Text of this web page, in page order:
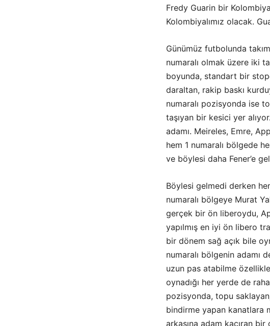
Fredy Guarin bir
Kolombiyalımız olacak.
Günümüz futbolunda
numaralı olmak üzere iki
boyunda, standart bir
daraltan, rakip baskı
numaralı pozisyonda ise
taşıyan bir kesici yer
adamı. Meireles, Emre,
hem 1 numaralı bölgede
ve böylesi daha Fener’e
Böylesi gelmedi derken
numaralı bölgeye Murat
gerçek bir ön liberoydu,
yapılmış en iyi ön libero
bir dönem sağ açık bile
numaralı bölgenin adamı
uzun pas atabilme
oynadığı her yerde de
pozisyonda, topu
bindirme yapan kanatlara
arkasına adam kaçıran bir